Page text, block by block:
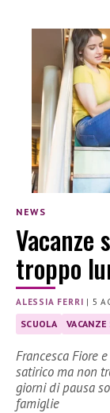
NEWS
Vacanze
troppo
ALESSIA FERRI | 5
SCUOLA
Francesca Fiore
satirico ma non
giorni di pausa
famiglie